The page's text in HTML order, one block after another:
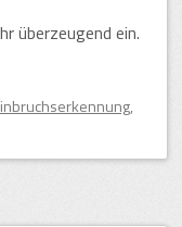
überzeugend ein.
,